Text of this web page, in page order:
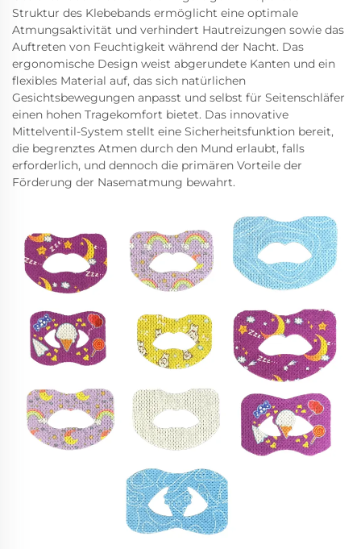
Struktur des Klebebands ermöglicht eine optimale
Atmungsaktivität und verhindert Hautreizungen sowie das
Auftreten von Feuchtigkeit während der Nacht. Das
ergonomische Design weist abgerundete Kanten und ein
flexibles Material auf, das sich natürlichen
Gesichtsbewegungen anpasst und selbst für Seitenschläfer
einen hohen Tragekomfort bietet. Das innovative
Mittelventil-System stellt eine Sicherheitsfunktion bereit,
die begrenztes Atmen durch den Mund erlaubt, falls
erforderlich, und dennoch die primären Vorteile der
Förderung der Nasematmung bewahrt.